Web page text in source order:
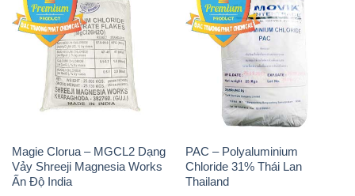
Magie Clorua – MGCL2 Dạng
Vảy Shreeji Magnesia Works
Ấn Độ India
PAC – Polyaluminium
Chloride 31% Thái Lan
Thailand